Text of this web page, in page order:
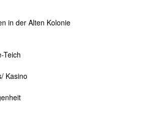
in der Alten Kolonie
Teich
Kasino